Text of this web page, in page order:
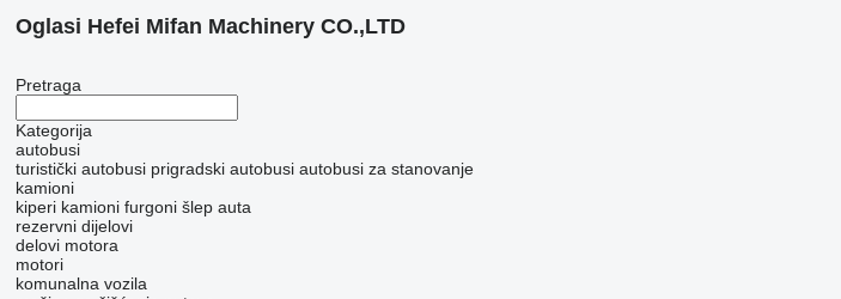
Oglasi Hefei Mifan Machinery CO.,LTD
Pretraga
Kategorija
autobusi
turistički autobusi prigradski autobusi autobusi za stanovanje
kamioni
kiperi kamioni furgoni šlep auta
rezervni dijelovi
delovi motora
motori
komunalna vozila